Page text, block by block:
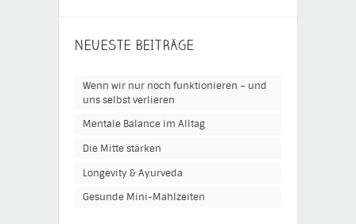
NEUESTE BEITRÄGE
Wenn wir nur noch funktionieren – und
uns selbst verlieren
Mentale Balance im Alltag
Die Mitte stärken
Longevity & Ayurveda
Gesunde Mini-Mahlzeiten